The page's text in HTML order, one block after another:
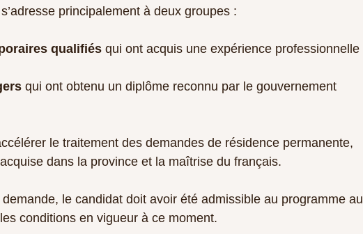
principalement à deux groupes :
qualifiés qui ont acquis une expérience professionnelle
qui ont obtenu un diplôme reconnu par le gouvernement
le traitement des demandes de résidence permanente,
dans la province et la maîtrise du français.
le candidat doit avoir été admissible au programme au
conditions en vigueur à ce moment.